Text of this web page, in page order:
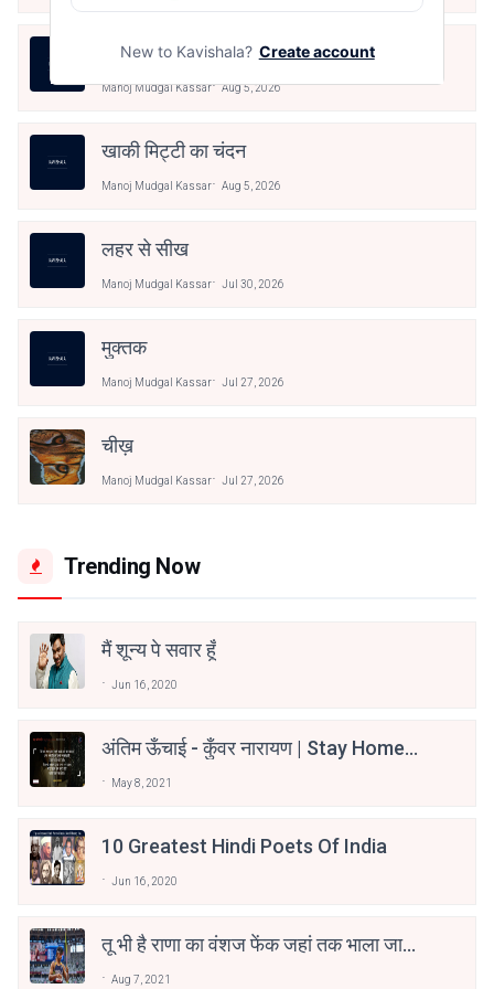
तिरंगे को सलामी
Manoj Mudgal Kassar Aug 5, 2026
खाकी मिट्टी का चंदन
Manoj Mudgal Kassar Aug 5, 2026
लहर से सीख
Manoj Mudgal Kassar Jul 30, 2026
मुक्तक
Manoj Mudgal Kassar Jul 27, 2026
चीख़
Manoj Mudgal Kassar Jul 27, 2026
Trending Now
मैं शून्य पे सवार हूँ
Jun 16, 2020
अंतिम ऊँचाई - कुँवर नारायण | Stay Home
May 8, 2021
10 Greatest Hindi Poets Of India
Jun 16, 2020
तू भी है राणा का वंशज फेंक जहां तक भाला जाए:
Aug 7, 2021
New to Kavishala? Create account